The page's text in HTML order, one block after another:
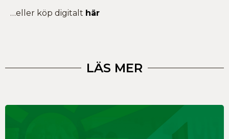
…eller köp digitalt här
LÄS MER